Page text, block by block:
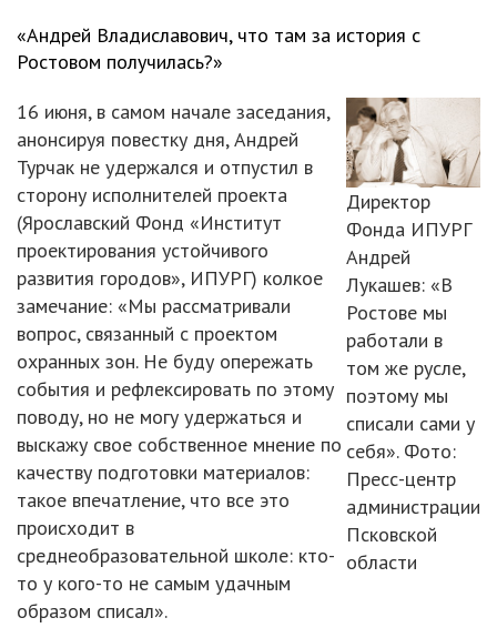
«Андрей Владиславович, что там за история с
Ростовом получилась?»
Директор
Фонда ИПУРГ
Андрей
Лукашев: «В
Ростове мы
работали в
том же русле,
поэтому мы
списали сами у
себя». Фото:
Пресс-центр
администрации
Псковской
области
16 июня, в самом начале заседания,
анонсируя повестку дня, Андрей
Турчак не удержался и отпустил в
сторону исполнителей проекта
(Ярославский Фонд «Институт
проектирования устойчивого
развития городов», ИПУРГ) колкое
замечание: «Мы рассматривали
вопрос, связанный с проектом
охранных зон. Не буду опережать
события и рефлексировать по этому
поводу, но не могу удержаться и
выскажу свое собственное мнение по
качеству подготовки материалов:
такое впечатление, что все это
происходит в
среднеобразовательной школе: кто-
то у кого-то не самым удачным
образом списал».